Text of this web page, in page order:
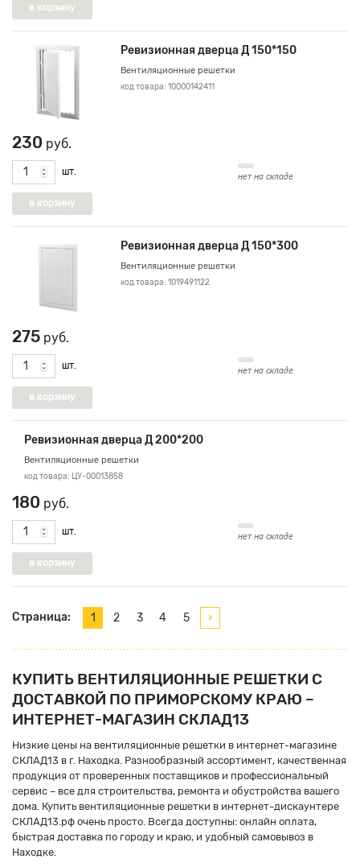
Ревизионная дверца Д 150*150
Вентиляционные решетки
код товара: 10000142411
230 руб.
шт. нет на складе
Ревизионная дверца Д 150*300
Вентиляционные решетки
код товара: 1019491122
275 руб.
шт. нет на складе
Ревизионная дверца Д 200*200
Вентиляционные решетки
код товара: ЦУ-00013858
180 руб.
шт. нет на складе
Страница: 1 2 3 4 5
КУПИТЬ ВЕНТИЛЯЦИОННЫЕ РЕШЕТКИ С
ДОСТАВКОЙ ПО ПРИМОРСКОМУ КРАЮ –
ИНТЕРНЕТ-МАГАЗИН СКЛАД13
Низкие цены на вентиляционные решетки в интернет-магазине
СКЛАД13 в г. Находка. Разнообразный ассортимент, качественная
продукция от проверенных поставщиков и профессиональный
сервис – все для строительства, ремонта и обустройства вашего
дома. Купить вентиляционные решетки в интернет-дискаунтере
СКЛАД13.рф очень просто. Всегда доступны: онлайн оплата,
быстрая доставка по городу и краю, и удобный самовывоз в
Находке.